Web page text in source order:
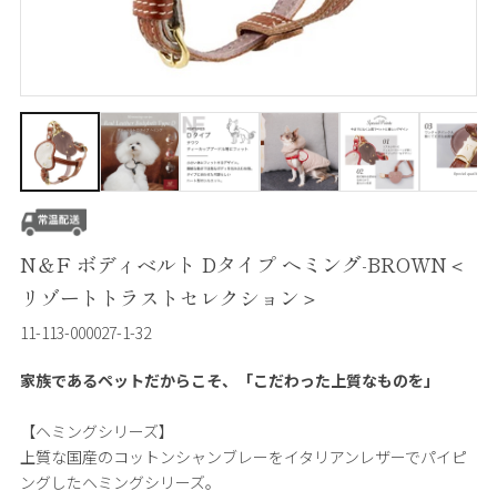
N＆F ボディベルト Dタイプ ヘミング-BROWN＜
リゾートトラストセレクション＞
11-113-000027-1-32
家族であるペットだからこそ、「こだわった上質なものを」
【ヘミングシリーズ】
上質な国産のコットンシャンブレーをイタリアンレザーでパイピ
ングしたヘミングシリーズ。